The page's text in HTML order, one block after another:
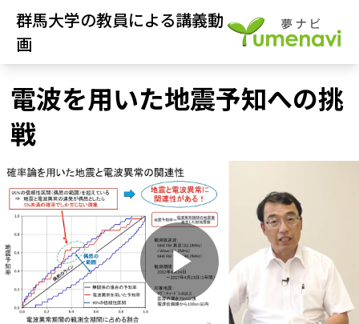
群馬大学の教員による講義動
画
電波を用いた地震予知への挑
戦
P